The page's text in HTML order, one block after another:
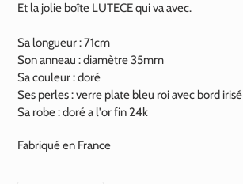
Et la jolie boîte LUTECE qui va avec.
Sa longueur : 71cm
Son anneau : diamètre 35mm
Sa couleur : doré
Ses perles : verre plate bleu roi avec bord irisé
Sa robe : doré a l'or fin 24k
Fabriqué en France